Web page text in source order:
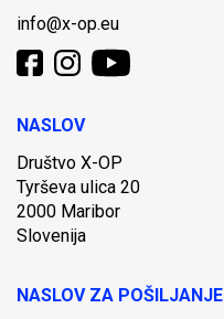
info@x-op.eu
NASLOV
Društvo X-OP
Tyrševa ulica 20
2000 Maribor
Slovenija
NASLOV ZA POŠILJANJE